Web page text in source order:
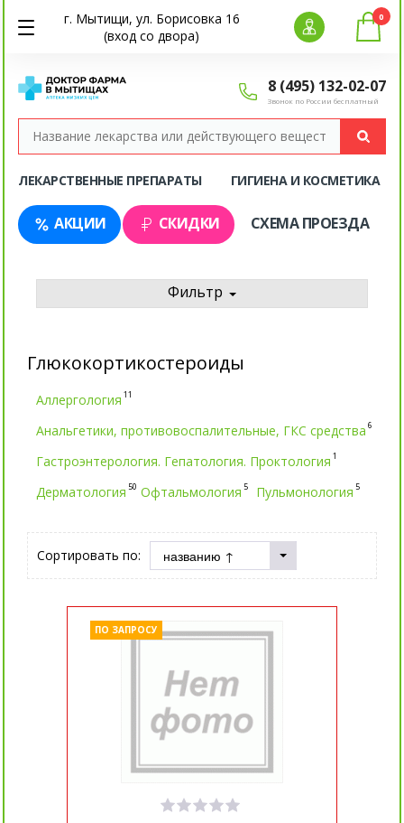
г. Мытищи, ул. Борисовка 16
(вход со двора)
8 (495) 132-02-07
Звонок по России бесплатный
0
ЛЕКАРСТВЕННЫЕ ПРЕПАРАТЫ ГИГИЕНА И КОСМЕТИКА
АКЦИИ СКИДКИ СХЕМА ПРОЕЗДА
Фильтр
Глюкокортикостероиды
Аллергология 11
Анальгетики, противовоспалительные, ГКС средства 6
Гастроэнтерология. Гепатология. Проктология 1
Дерматология 50 Офтальмология 5 Пульмонология 5
Сортировать по:
ПО ЗАПРОСУ